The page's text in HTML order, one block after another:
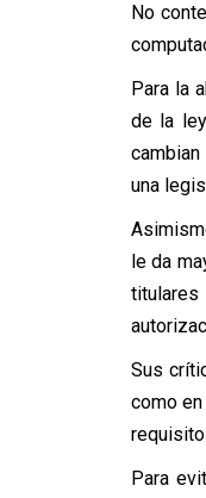
No
Para la
de la
una
le da
titulares
Sus
como
Para